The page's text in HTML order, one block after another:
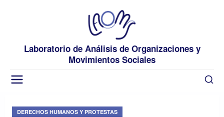
Laboratorio de Análisis de Organizaciones y
Movimientos Sociales
DERECHOS HUMANOS Y PROTESTAS